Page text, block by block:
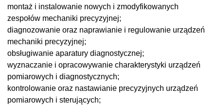
montaż i instalowanie nowych i zmodyfikowanych
zespołów mechaniki precyzyjnej;
diagnozowanie oraz naprawianie i regulowanie urządzeń
mechaniki precyzyjnej;
obsługiwanie aparatury diagnostycznej;
wyznaczanie i opracowywanie charakterystyki urządzeń
pomiarowych i diagnostycznych;
kontrolowanie oraz nastawianie precyzyjnych urządzeń
pomiarowych i sterujących;